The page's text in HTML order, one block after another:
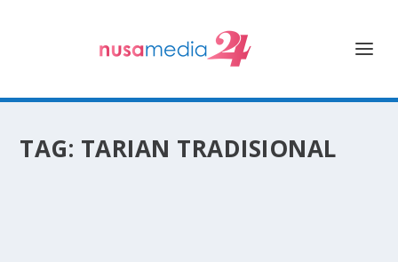
TAG: TARIAN TRADISIONAL